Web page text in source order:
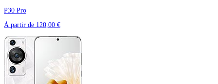
P30 Pro
À partir de 120,00 €